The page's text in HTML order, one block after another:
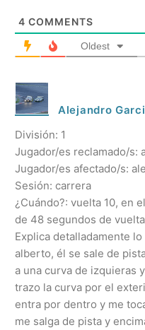
4 COMMENTS
Oldest
Alejandro
División: 1
Jugador/es reclamado/s:
Jugador/es afectado/s:
Sesión: carrera
¿Cuándo?: vuelta 10, en
de 48 segundos de vuelta
Explica detalladamente
alberto, él se sale de
a una curva de izquieras
trazo la curva por el
entra por dentro y me
me salga de pista y